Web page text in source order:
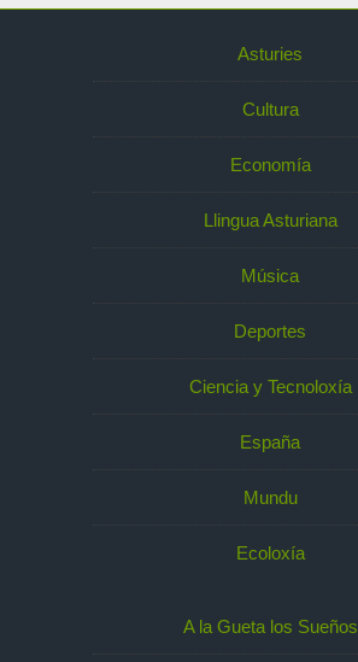
Asturies
Cultura
Economía
Llingua Asturiana
Música
Deportes
Ciencia y Tecnoloxía
España
Mundu
Ecoloxía
A la Gueta los Sueños